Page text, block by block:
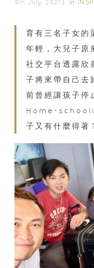
9th July, 2021｜ In
育有三名子女
年輕，大兒子原
社交平台透露欣
子將來帶自己去
前曾經讓孩子停
Home-
子又有什麼得著